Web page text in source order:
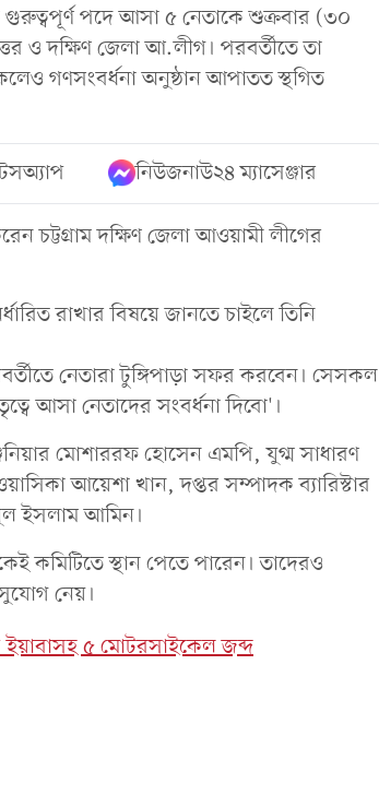
গুরুত্বপূর্ণ পদে আসা ৫ নেতাকে শুক্রবার (৩০
ও দক্ষিণ জেলা আ.লীগ। পরবর্তীতে তা
গণসংবর্ধনা অনুষ্ঠান আপাতত স্থগিত
নিউজনাউ২৪ ম্যাসেঞ্জার
চট্টগ্রাম দক্ষিণ জেলা আওয়ামী লীগের
রাখার বিষয়ে জানতে চাইলে তিনি
নেতারা টুঙ্গিপাড়া সফর করবেন। সেসকল
আসা নেতাদের সংবর্ধনা দিবো'।
মোশাররফ হোসেন এমপি, যুগ্ম সাধারণ
আয়েশা খান, দপ্তর সম্পাদক ব্যারিস্টার
ইসলাম আমিন।
কমিটিতে স্থান পেতে পারেন। তাদেরও
নেয়।
ইয়াবাসহ ৫ মোটরসাইকেল জব্দ